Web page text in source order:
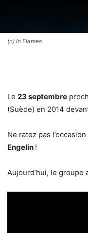
(c) In Flames
Le 23 septembre
(Suède) en 2014
Ne ratez pas
Engelin !
Aujourd’hui, le groupe